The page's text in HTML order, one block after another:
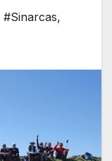
#Sinarcas,